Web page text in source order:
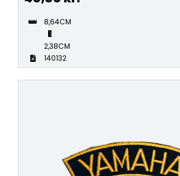
8,64CM
2,38CM
140132